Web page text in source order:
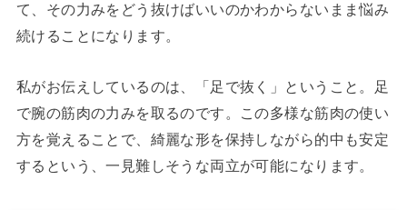
て、その力みをどう抜けばいいのかわからないまま悩み
続けることになります。
私がお伝えしているのは、「足で抜く」ということ。足
で腕の筋肉の力みを取るのです。この多様な筋肉の使い
方を覚えることで、綺麗な形を保持しながら的中も安定
するという、一見難しそうな両立が可能になります。